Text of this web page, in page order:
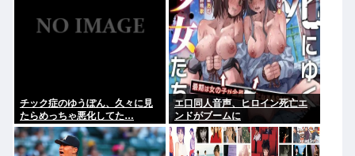
チック症のゆうぽん、久々に見
たらめっちゃ悪化してた…
エ口同人音声、ヒロイン死亡エ
ンドがブームに